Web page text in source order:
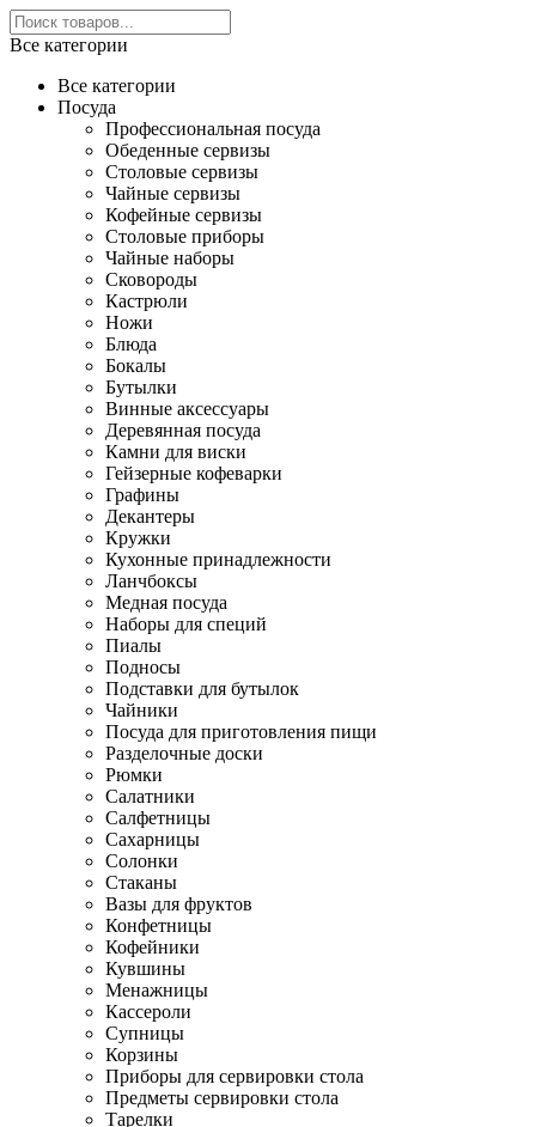
Все категории
Все категории
Посуда
Профессиональная посуда
Обеденные сервизы
Столовые сервизы
Чайные сервизы
Кофейные сервизы
Столовые приборы
Чайные наборы
Сковороды
Кастрюли
Ножи
Блюда
Бокалы
Бутылки
Винные аксессуары
Деревянная посуда
Камни для виски
Гейзерные кофеварки
Графины
Декантеры
Кружки
Кухонные принадлежности
Ланчбоксы
Медная посуда
Наборы для специй
Пиалы
Подносы
Подставки для бутылок
Чайники
Посуда для приготовления пищи
Разделочные доски
Рюмки
Салатники
Салфетницы
Сахарницы
Солонки
Стаканы
Вазы для фруктов
Конфетницы
Кофейники
Кувшины
Менажницы
Кассероли
Супницы
Корзины
Приборы для сервировки стола
Предметы сервировки стола
Тарелки